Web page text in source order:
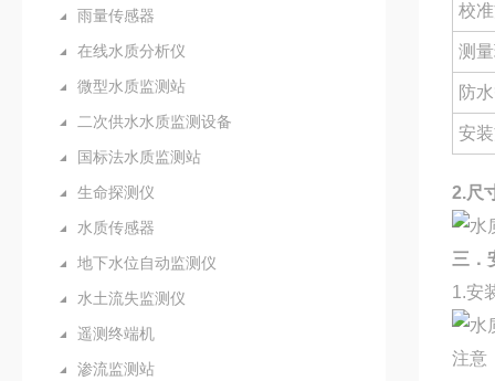
雨量传感器
在线水质分析仪
微型水质监测站
二次供水水质监测设备
国标法水质监测站
生命探测仪
水质传感器
地下水位自动监测仪
水土流失监测仪
遥测终端机
渗流监测站
校
测
防
安
2.尺
三．
1.安
注意